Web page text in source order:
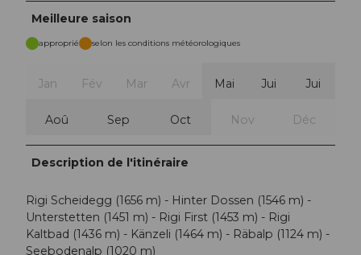
Meilleure saison
approprié selon les conditions météorologiques
Jan Fév Mar Avr Mai Jui Jui
Aoû Sep Oct Nov Déc
Description de l'itinéraire
Rigi Scheidegg (1656 m) - Hinter Dossen (1546 m) -
Unterstetten (1451 m) - Rigi First (1453 m) - Rigi
Kaltbad (1436 m) - Känzeli (1464 m) - Räbalp (1124 m) -
Seebodenalp (1020 m)